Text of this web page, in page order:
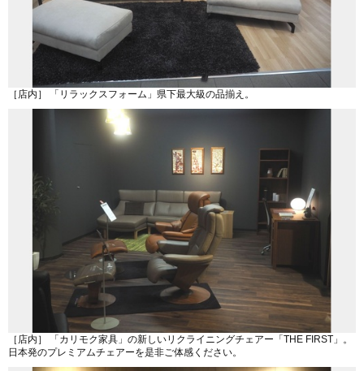
［店内］ 「リラックスフォーム」県下最大級の品揃え。
［店内］ 「カリモク家具」の新しいリクライニングチェアー「THE FIRST」。
日本発のプレミアムチェアーを是非ご体感ください。